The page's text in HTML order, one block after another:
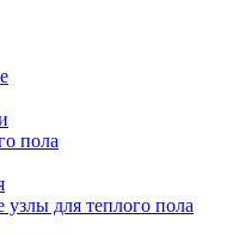
пола
для теплого пола